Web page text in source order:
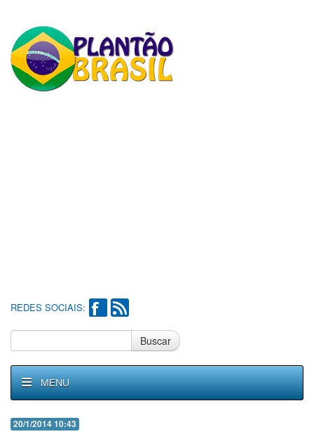
REDES SOCIAIS:
Buscar
MENU
20/1/2014 10:43